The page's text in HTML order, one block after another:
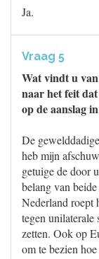
Ja.
Vraag 5
Wat vindt u
naar het feit
op de aanslag
De
heb mijn
getuige de door
belang van
Nederland roept
tegen unilaterale
zetten. Ook op
om te bezien